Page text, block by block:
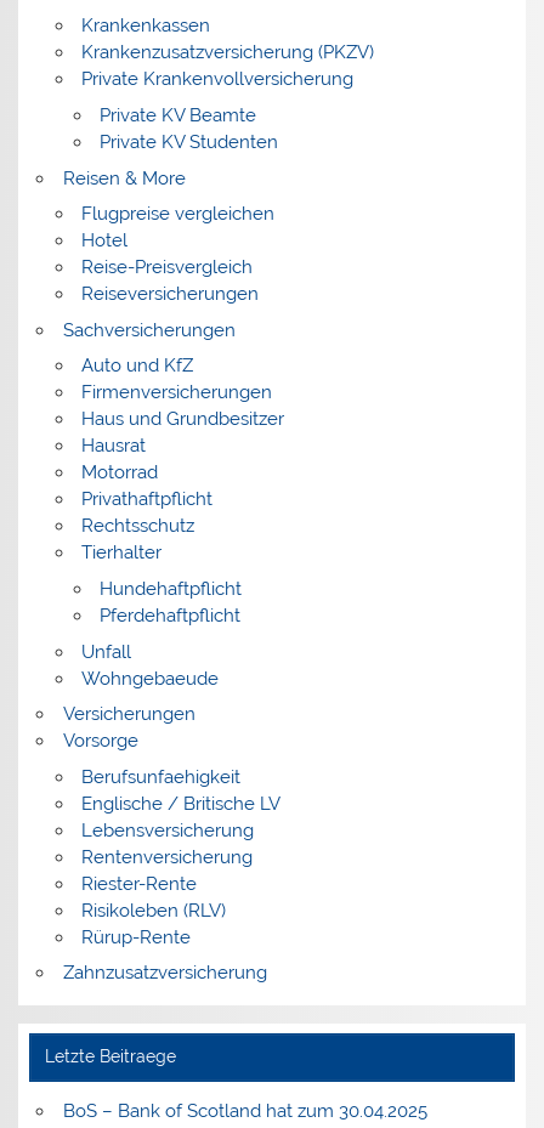
Krankenkassen
Krankenzusatzversicherung (PKZV)
Private Krankenvollversicherung
Private KV Beamte
Private KV Studenten
Reisen & More
Flugpreise vergleichen
Hotel
Reise-Preisvergleich
Reiseversicherungen
Sachversicherungen
Auto und KfZ
Firmenversicherungen
Haus und Grundbesitzer
Hausrat
Motorrad
Privathaftpflicht
Rechtsschutz
Tierhalter
Hundehaftpflicht
Pferdehaftpflicht
Unfall
Wohngebaeude
Versicherungen
Vorsorge
Berufsunfaehigkeit
Englische / Britische LV
Lebensversicherung
Rentenversicherung
Riester-Rente
Risikoleben (RLV)
Rürup-Rente
Zahnzusatzversicherung
Letzte Beitraege
BoS – Bank of Scotland hat zum 30.04.2025